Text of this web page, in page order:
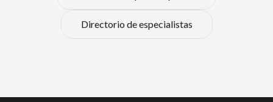
Directorio de especialistas